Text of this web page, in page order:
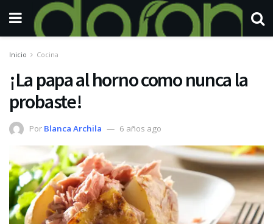
Inicio Cocina
¡La papa al horno como nunca la
probaste!
Por Blanca Archila 6 años ago